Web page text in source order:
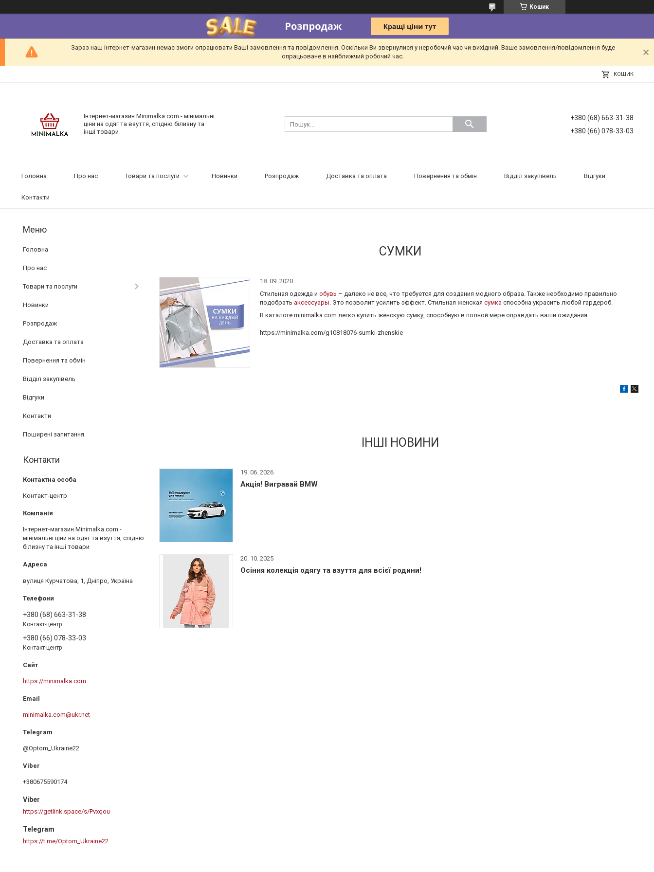
Кошик
Зараз наш інтернет-магазин немає змоги опрацювати Ваші замовлення та повідомлення. Оскільки Ви звернулися у неробочий час чи вихідний. Ваше замовлення/повідомлення буде
опрацьоване в найближчий робочий час.
КОШИК
Інтернет-магазин Minimalka.com - мінімальні
ціни на одяг та взуття, спідню білизну та
інші товари
+380 (68) 663-31-38
+380 (66) 078-33-03
Головна Про нас Товари та послуги Новинки Розпродаж Доставка та оплата Повернення та обмін Відділ закупівель Відгуки
Контакти
CУМКИ
18. 09. 2020
Стильная одежда и обувь – далеко не все, что требуется для создания модного образа. Также необходимо правильно
подобрать аксессуары. Это позволит усилить эффект. Стильная женская сумка способна украсить любой гардероб.
В каталоге minimalka.com легко купить женскую сумку, способную в полной мере оправдать ваши ожидания .
https://minimalka.com/g10818076-sumki-zhenskie
ІНШІ НОВИНИ
19. 06. 2026
Акція! Вигравай BMW
20. 10. 2025
Осіння колекція одягу та взуття для всієї родини!
Головна
Про нас
Товари та послуги
Новинки
Розпродаж
Доставка та оплата
Повернення та обмін
Відділ закупівель
Відгуки
Контакти
Поширені запитання
Контакти
Контакт-центр
Інтернет-магазин Minimalka.com -
мінімальні ціни на одяг та взуття, спідню
білизну та інші товари
вулиця Курчатова, 1, Дніпро, Україна
+380 (68) 663-31-38
Контакт-центр
+380 (66) 078-33-03
Контакт-центр
https://minimalka.com
minimalka.com@ukr.net
@Optom_Ukraine22
+380675590174
Viber
https://getlink.space/s/Pvxqou
Telegram
https://t.me/Optom_Ukraine22